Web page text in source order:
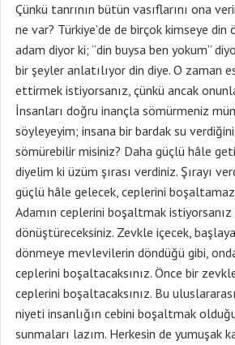
Çünkü tanrının bütün vasıflarını ona
ne var? Türkiye’de de birçok kimseye din
adam diyor ki; “din buysa ben yokum”
bir şeyler anlatılıyor din diye. O zaman
ettirmek istiyorsanız, çünkü ancak
İnsanları doğru inançla sömürmeniz
söyleyeyim; insana bir bardak su
sömürebilir misiniz? Daha güçlü hâle
diyelim ki üzüm şırası verdiniz. Şırayı
güçlü hâle gelecek, ceplerini
Adamın ceplerini boşaltmak istiyorsanız
dönüştüreceksiniz. Zevkle içecek,
dönmeye mevlevilerin döndüğü gibi,
ceplerini boşaltacaksınız. Önce bir
ceplerini boşaltacaksınız. Bu
niyeti insanlığın cebini boşaltmak
sunmaları lazım. Herkesin de yumuşak